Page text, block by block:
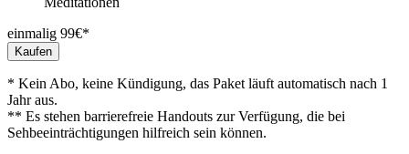
einmalig 99€*
Kaufen
* Kein Abo, keine Kündigung, das Paket läuft automatisch nach 1
Jahr aus.
** Es stehen barrierefreie Handouts zur Verfügung, die bei
Sehbeeinträchtigungen hilfreich sein können.